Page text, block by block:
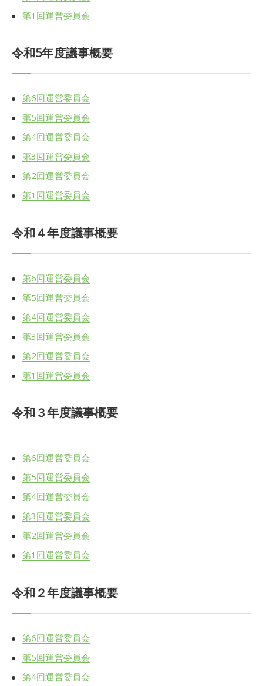
第1回運営委員会
令和5年度議事概要
第6回運営委員会
第5回運営委員会
第4回運営委員会
第3回運営委員会
第2回運営委員会
第1回運営委員会
令和４年度議事概要
第6回運営委員会
第5回運営委員会
第4回運営委員会
第3回運営委員会
第2回運営委員会
第1回運営委員会
令和３年度議事概要
第6回運営委員会
第5回運営委員会
第4回運営委員会
第3回運営委員会
第2回運営委員会
第1回運営委員会
令和２年度議事概要
第6回運営委員会
第5回運営委員会
第4回運営委員会